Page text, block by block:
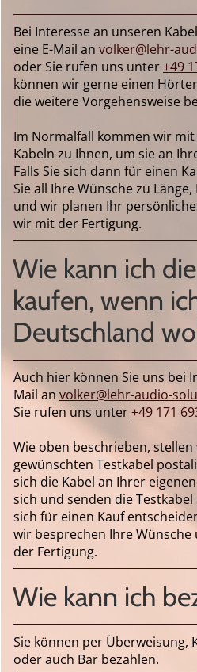
Bei Interesse an unseren
eine E-Mail an volker@lehr-
oder Sie rufen uns unter+49
können wir gerne einen
die weitere Vorgehensweise
Im Normalfall kommen wir
Kabeln zu Ihnen, um sie an
Falls Sie sich dann für einen
Sie all Ihre Wünsche zu
und wir planen Ihr
wir mit der Fertigung.
Wie kann ich
kaufen, wenn
Deutschland
Auch hier können Sie uns bei
Mail an volker@lehr-audio-
Sie rufen uns unter+49 171
Wie oben beschrieben,
gewünschten Testkabel
sich die Kabel an Ihrer
sich und senden die Testkabel
sich für einen Kauf
wir besprechen Ihre
der Fertigung.
Wie kann ich
Sie können per Überweisung,
oder auch Bar bezahlen.